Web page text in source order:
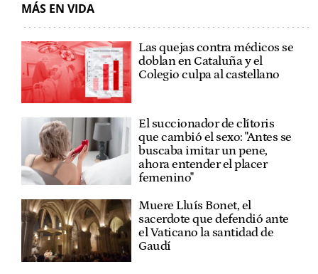
MÁS EN VIDA
Las quejas contra médicos se
doblan en Cataluña y el
Colegio culpa al castellano
El succionador de clítoris
que cambió el sexo: "Antes se
buscaba imitar un pene,
ahora entender el placer
femenino"
Muere Lluís Bonet, el
sacerdote que defendió ante
el Vaticano la santidad de
Gaudí